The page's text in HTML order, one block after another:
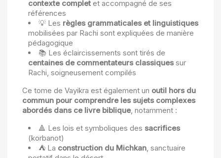
contexte complet et accompagné de ses
références
💡 Les règles grammaticales et linguistiques
mobilisées par Rachi sont expliquées de manière
pédagogique
📚 Les éclaircissements sont tirés de
centaines de commentateurs classiquessur
Rachi, soigneusement compilés
Ce tome de Vayikra est également un outil hors du
commun pour comprendre les sujets complexes
abordés dans ce livre biblique, notamment :
🔺 Les lois et symboliques des sacrifices
(korbanot)
⛺ La construction du Michkan, sanctuaire